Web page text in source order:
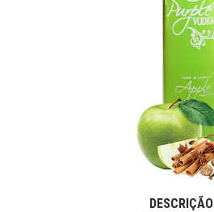
DESCRIÇÃO